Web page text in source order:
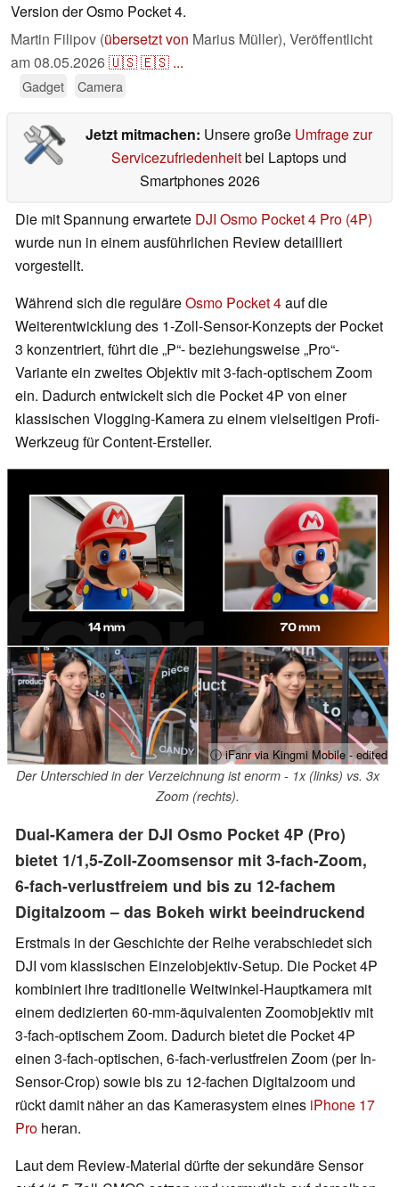
Version der Osmo Pocket 4.
Martin Filipov (übersetzt von Marius Müller), Veröffentlicht
am08.05.2026🇺🇸🇪🇸 ...
Gadget Camera
Jetzt mitmachen: Unsere große Umfrage zur
Servicezufriedenheitbei Laptops und
Smartphones 2026
Die mit Spannung erwartete DJI Osmo Pocket 4 Pro (4P)
wurde nun in einem ausführlichen Review detailliert
vorgestellt.
Während sich die reguläreOsmo Pocket 4auf die
Weiterentwicklung des 1-Zoll-Sensor-Konzepts der Pocket
3 konzentriert, führt die „P“- beziehungsweise „Pro“-
Variante ein zweites Objektiv mit 3-fach-optischem Zoom
ein. Dadurch entwickelt sich die Pocket 4P von einer
klassischen Vlogging-Kamera zu einem vielseitigen Profi-
Werkzeug für Content-Ersteller.
ⓘ iFanr via Kingmi Mobile - edited
Der Unterschied in der Verzeichnung ist enorm - 1x (links) vs. 3x
Zoom (rechts).
Dual-Kamera der DJI Osmo Pocket 4P (Pro)
bietet 1/1,5-Zoll-Zoomsensor mit 3-fach-Zoom,
6-fach-verlustfreiem und bis zu 12-fachem
Digitalzoom – das Bokeh wirkt beeindruckend
Erstmals in der Geschichte der Reihe verabschiedet sich
DJI vom klassischen Einzelobjektiv-Setup. Die Pocket 4P
kombiniert ihre traditionelle Weitwinkel-Hauptkamera mit
einem dedizierten 60-mm-äquivalenten Zoomobjektiv mit
3-fach-optischem Zoom. Dadurch bietet die Pocket 4P
einen 3-fach-optischen, 6-fach-verlustfreien Zoom (per In-
Sensor-Crop) sowie bis zu 12-fachen Digitalzoom und
rückt damit näher an das Kamerasystem eines iPhone 17
Pro heran.
Laut dem Review-Material dürfte der sekundäre Sensor